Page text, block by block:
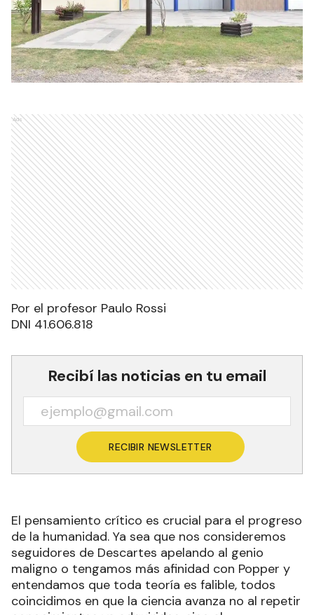
Ads
Por el profesor Paulo Rossi
DNI 41.606.818
Recibí las noticias en tu email
RECIBIR NEWSLETTER
El pensamiento crítico es crucial para el progreso
de la humanidad. Ya sea que nos consideremos
seguidores de Descartes apelando al genio
maligno o tengamos más afinidad con Popper y
entendamos que toda teoría es falible, todos
coincidimos en que la ciencia avanza no al repetir